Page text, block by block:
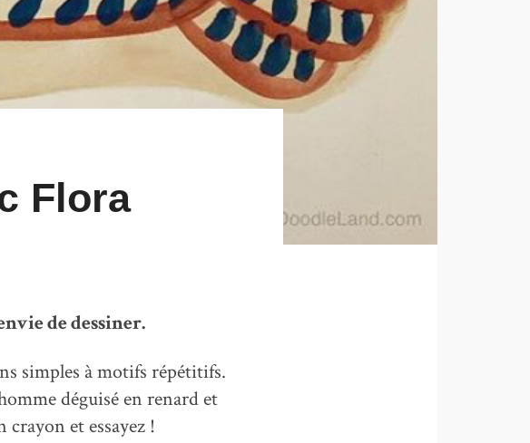
Flora
de dessiner.
simples à motifs répétitifs.
déguisé en renard et
et essayez !